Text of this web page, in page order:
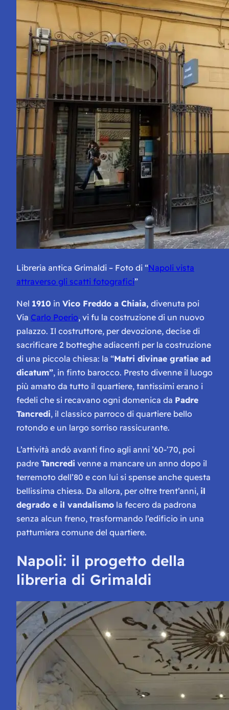
Libreria antica Grimaldi – Foto di “Napoli vista
attraverso gli scatti fotografici”
Nel 1910 in Vico Freddo a Chiaia, divenuta poi
Via Carlo Poerio, vi fu la costruzione di un nuovo
palazzo. Il costruttore, per devozione, decise di
sacrificare 2 botteghe adiacenti per la costruzione
di una piccola chiesa: la “Matri divinae gratiae ad
dicatum”, in finto barocco. Presto divenne il luogo
più amato da tutto il quartiere, tantissimi erano i
fedeli che si recavano ogni domenica da Padre
Tancredi, il classico parroco di quartiere bello
rotondo e un largo sorriso rassicurante.
L’attività andò avanti fino agli anni ’60-’70, poi
padre Tancredi venne a mancare un anno dopo il
terremoto dell’80 e con lui si spense anche questa
bellissima chiesa. Da allora, per oltre trent’anni, il
degrado e il vandalismo la fecero da padrona
senza alcun freno, trasformando l’edificio in una
pattumiera comune del quartiere.
Napoli: il progetto della
libreria di Grimaldi